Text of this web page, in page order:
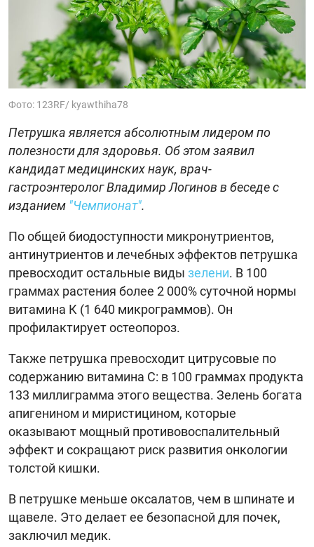
Фото: 123RF/ kyawthiha78
Петрушка является абсолютным лидером по
полезности для здоровья. Об этом заявил
кандидат медицинских наук, врач-
гастроэнтеролог Владимир Логинов в беседе с
изданием "Чемпионат".
По общей биодоступности микронутриентов,
антинутриентов и лечебных эффектов петрушка
превосходит остальные виды зелени. В 100
граммах растения более 2 000% суточной нормы
витамина К (1 640 микрограммов). Он
профилактирует остеопороз.
Также петрушка превосходит цитрусовые по
содержанию витамина С: в 100 граммах продукта
133 миллиграмма этого вещества. Зелень богата
апигенином и миристицином, которые
оказывают мощный противовоспалительный
эффект и сокращают риск развития онкологии
толстой кишки.
В петрушке меньше оксалатов, чем в шпинате и
щавеле. Это делает ее безопасной для почек,
заключил медик.